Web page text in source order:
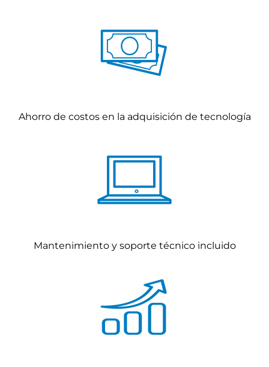
Ahorro de costos en la adquisición de tecnología
Mantenimiento y soporte técnico incluido